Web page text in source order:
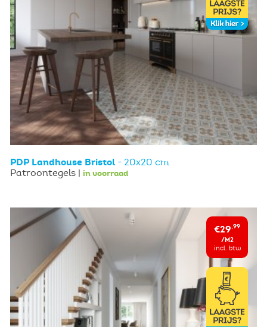
PDP Landhouse Bristol - 20x20 cm
Patroontegels | in voorraad
€29,99
/M2
incl. btw